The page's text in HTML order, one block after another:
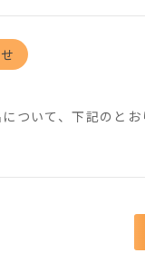
ついて、下記のと